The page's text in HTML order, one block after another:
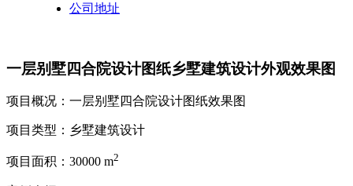
公司地址
一层别墅四合院设计图纸乡墅建筑设计外观效果图
项目概况：一层别墅四合院设计图纸效果图
项目类型： 乡墅建筑设计
项目面积： 30000 m2